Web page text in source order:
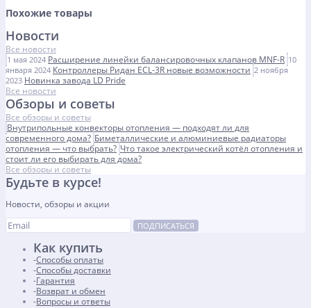
Похожие товары
Новости
Все новости
1 мая 2024 Расширение линейки балансировочных клапанов MNF-R 10
января 2024 Контроллеры Ридан ECL-3R новые возможности 2 ноября
2023 Новинка завода LD Pride
Все новости
Обзоры и советы
Все обзоры и советы
Внутрипольные конвекторы отопления — подходят ли для
современного дома? Биметаллические и алюминиевые радиаторы
отопления — что выбрать? Что такое электрический котёл отопления и
стоит ли его выбирать для дома?
Все обзоры и советы
Будьте в курсе!
Новости, обзоры и акции
ПОДПИСАТЬСЯ
Как купить
Способы оплаты
Способы доставки
Гарантия
Возврат и обмен
Вопросы и ответы